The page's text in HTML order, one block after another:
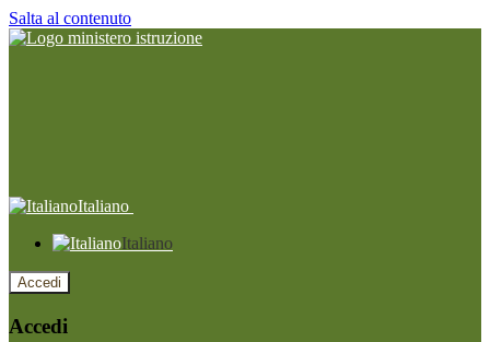
Salta al contenuto
Italiano
Italiano
Accedi
Accedi